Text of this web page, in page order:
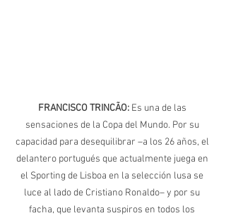
FRANCISCO TRINCÃO: Es una de las
sensaciones de la Copa del Mundo. Por su
capacidad para desequilibrar –a los 26 años, el
delantero portugués que actualmente juega en
el Sporting de Lisboa en la selección lusa se
luce al lado de Cristiano Ronaldo– y por su
facha, que levanta suspiros en todos los